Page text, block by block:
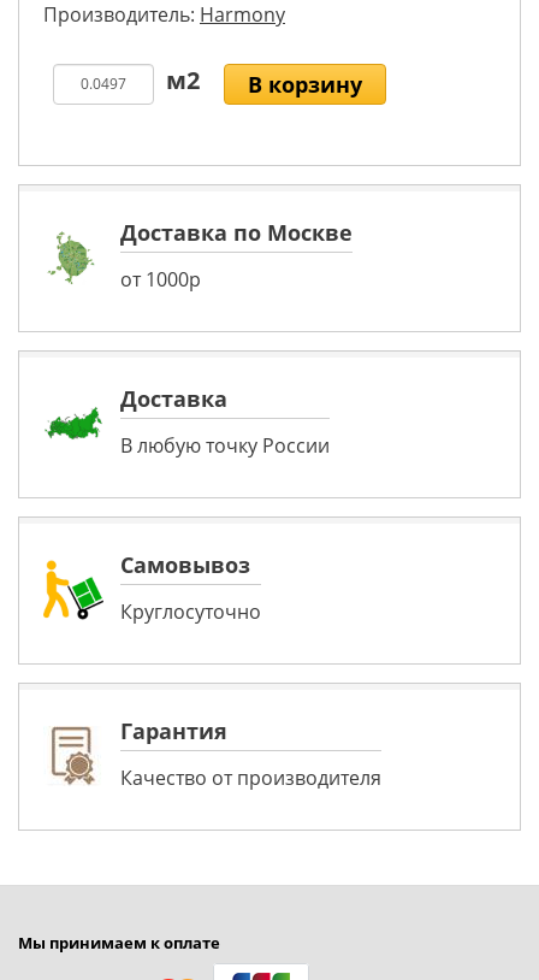
Производитель: Harmony
В корзину
Доставка по Москве
от 1000р
Доставка
В любую точку России
Самовывоз
Круглосуточно
Гарантия
Качество от производителя
Мы принимаем к оплате